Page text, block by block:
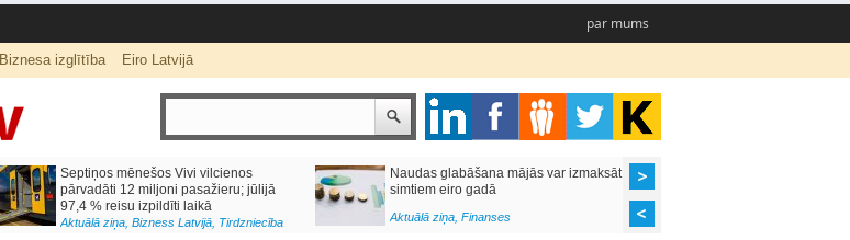
par mums
Biznesa izglītība Eiro Latvijā
Septiņos mēnešos Vivi vilcienos
pārvadāti 12 miljoni pasažieru; jūlijā
97,4 % reisu izpildīti laikā
Aktuālā ziņa, Bizness Latvijā, Tirdzniecība
Naudas glabāšana mājās var izmaksāt
simtiem eiro gadā
Aktuālā ziņa, Finanses